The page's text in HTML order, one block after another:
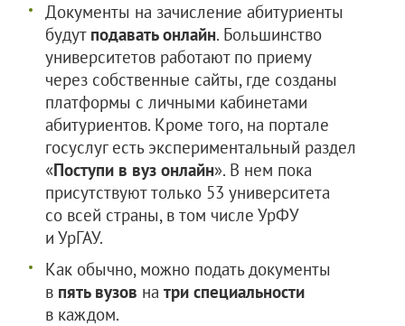
Документы на зачисление абитуриенты
будут подавать онлайн. Большинство
университетов работают по приему
через собственные сайты, где созданы
платформы с личными кабинетами
абитуриентов. Кроме того, на портале
госуслуг есть экспериментальный раздел
«Поступи в вуз онлайн». В нем пока
присутствуют только 53 университета
со всей страны, в том числе УрФУ
и УрГАУ.
Как обычно, можно подать документы
в пять вузов на три специальности
в каждом.